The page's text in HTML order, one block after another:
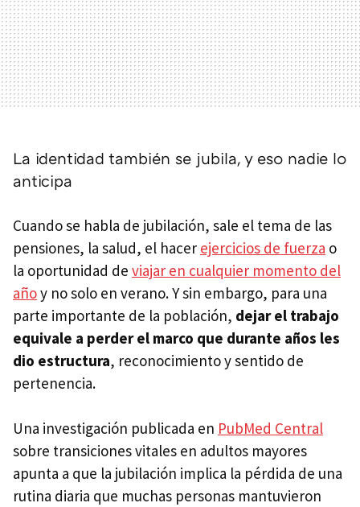
La identidad también se jubila, y eso nadie lo
anticipa
Cuando se habla de jubilación, sale el tema de las
pensiones, la salud, el hacer ejercicios de fuerza o
la oportunidad de viajar en cualquier momento del
añoy no solo en verano. Y sin embargo, para una
parte importante de la población, dejar el trabajo
equivale a perder el marco que durante años les
dio estructura, reconocimiento y sentido de
pertenencia.
Una investigación publicada en PubMed Central
sobre transiciones vitales en adultos mayores
apunta a que la jubilación implica la pérdida de una
rutina diaria que muchas personas mantuvieron